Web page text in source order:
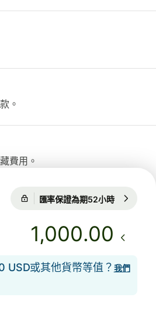
。
費用。
匯率保證為期52小時
.00
USD或其他貨幣等值？ 我們